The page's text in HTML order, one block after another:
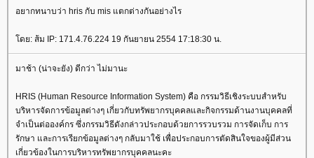
อยากทนาบว่า hris กับ mis แตกต่างกันอย่างไร
ดย: ส้ม IP: 171.4.76.224 19 กันยายน 2554 17:18:30 น.
มาช้า (น่าจะยัง) ดีกว่า ไม่มานะ
HRIS (Human Resource Information System) คือ กรรมวิธีเชิงระบบสำหรับ
บริหารจัดการข้อมูลต่างๆ เกี่ยวกับทรัพยากรบุคคลและกิจกรรมด้านงานบุคคลที่
จำเป็นต่อองค์กร ซึ่งกรรมวิธีดังกล่าวประกอบด้วยการรวบรวม การจัดเก็บ การ
รักษา และการเรียกข้อมูลต่างๆ กลับมาใช้ เพื่อประกอบการตัดสินใจของผู้มีส่วน
เกี่ยวข้องในการบริหารทรัพยากรบุคคลนะคะ